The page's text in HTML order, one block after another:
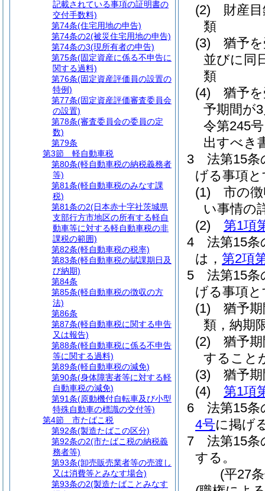
(2)
財産
類
(3)
猶予
並びに同
類
(4)
猶予
予期間が
令第245
出すべき
3
法第15
げる事項
(1)
市の
い事情の
(2)
第1項
4
法第15条
は， 第2項
5
法第15
げる事項
(1)
猶予
類，納期
(2)
猶予
すること
(3)
猶予
(4)
第1項
6
法第15
4号に掲げ
7
法第15条
する。
(平27
記載されている事項の証明書の
交付手数料)
第74条(住宅用地の申告)
第74条の2(被災住宅用地の申告)
第74条の3(現所有者の申告)
第75条(固定資産に係る不申告に
関する過料)
第76条(固定資産評価員の設置の
特例)
第77条(固定資産評価審査委員会
の設置)
第78条(審査委員会の委員の定
数)
第79条
第3節
軽自動車税
第80条(軽自動車税の納税義務者
等)
第81条(軽自動車税のみなす課
税)
第81条の2(日本赤十字社茨城県
支部行方市地区の所有する軽自
動車等に対する軽自動車税の非
課税の範囲)
第82条(軽自動車税の税率)
第83条(軽自動車税の賦課期日及
び納期)
第84条
第85条(軽自動車税の徴収の方
法)
第86条
第87条(軽自動車税に関する申告
又は報告)
第88条(軽自動車税に係る不申告
等に関する過料)
第89条(軽自動車税の減免)
第90条(身体障害者等に対する軽
自動車税の減免)
第91条(原動機付自転車及び小型
特殊自動車の標識の交付等)
第4節
市たばこ税
第92条(製造たばこの区分)
第92条の2(市たばこ税の納税義
務者等)
第93条(卸売販売業者等の売渡し
又は消費等とみなす場合)
第93条の2(製造たばことみなす